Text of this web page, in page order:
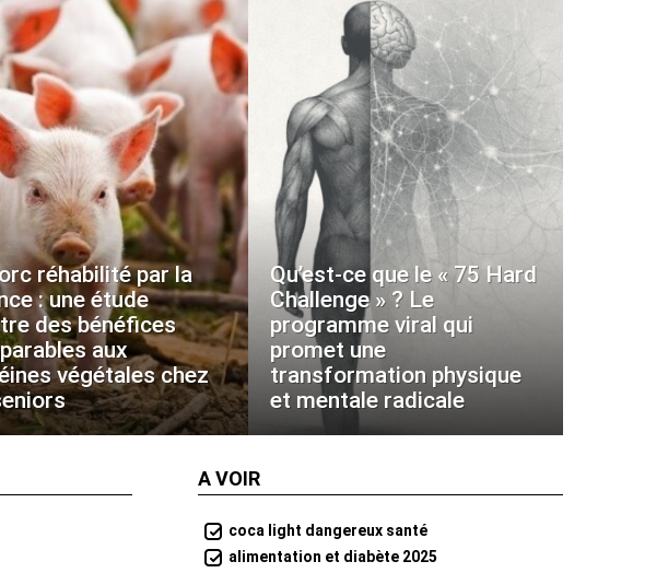
réhabilité par la
: une étude
des bénéfices
aux
végétales chez
Qu’est-ce que le « 75 Hard
Challenge » ? Le
programme viral qui
promet une
transformation physique
et mentale radicale
A VOIR
coca light dangereux santé
alimentation et diabète 2025